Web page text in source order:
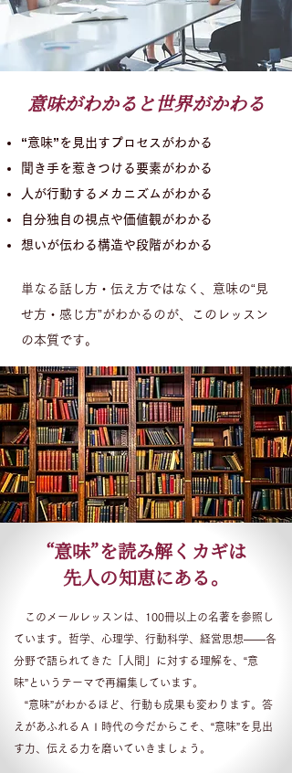
意味がわかると世界がかわる
“意味”を見出すプロセスがわかる
聞き手を惹きつける要素がわかる
人が行動するメカニズムがわかる
自分独自の視点や価値観がわかる
想いが伝わる構造や段階がわかる
単なる話し方・伝え方ではなく、意味の“見
せ方・感じ方”がわかるのが、このレッスン
の本質です。
“意味”を読み解くカギは
先人の知恵にある。
このメールレッスンは、100冊以上の名著を参照し
ています。哲学、心理学、行動科学、経営思想――各
分野で語られてきた「人間」に対する理解を、“意
味”というテーマで再編集しています。
“意味”がわかるほど、行動も成果も変わります。答
えがあふれる ＡＩ時代の今だからこそ、“意味”を見出
す力、伝える力を磨いていきましょう。